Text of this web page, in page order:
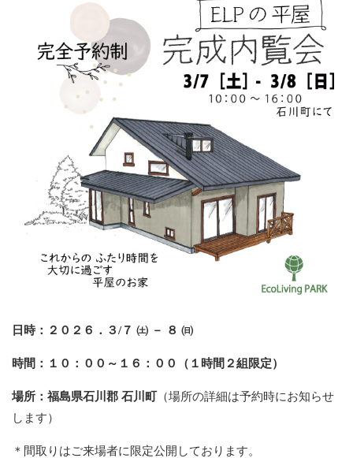
日時：２０２６．３/７ ㈯ － ８ ㈰
時間：１０：００～１６：００（１時間２組限定）
場所：福島県石川郡 石川町 （場所の詳細は予約時にお知らせ
します）
＊間取りはご来場者に限定公開しております。